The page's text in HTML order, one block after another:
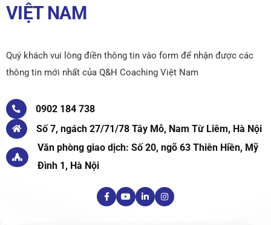
VIỆT NAM
Quý khách vui lòng điền thông tin vào form để nhận được các
thông tin mới nhất của Q&H Coaching Việt Nam
0902 184 738
Số 7, ngách 27/71/78 Tây Mỗ, Nam Từ Liêm, Hà Nội
Văn phòng giao dịch: Số 20, ngõ 63 Thiên Hiền, Mỹ
Đình 1, Hà Nội